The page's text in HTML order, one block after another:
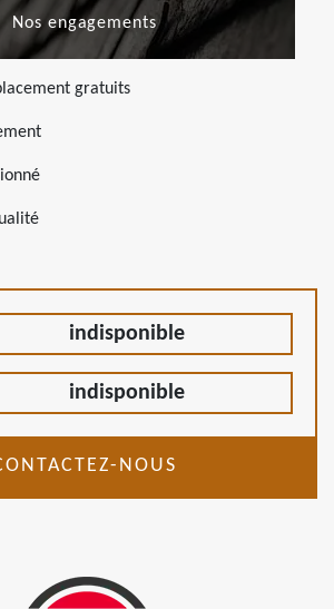
Nos engagements
gratuits
indisponible
indisponible
NOUS